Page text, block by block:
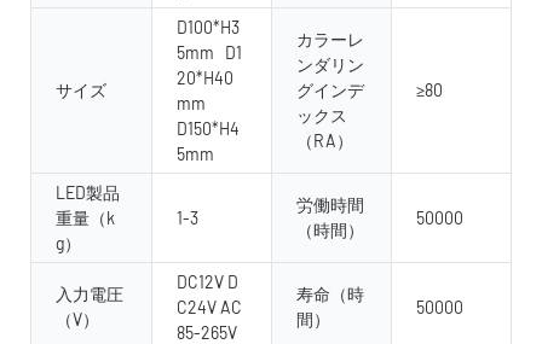
サイズ
D100*H3
5mm D1
20*H40
mm
D150*H4
5mm
カラーレ
ンダリン
グインデ
ックス
（RA）
≥80
LED製品
重量（k
g）
1-3
労働時間
（時間）
50000
入力電圧
（V）
DC12V D
C24V AC
85-265V
寿命（時
間）
50000